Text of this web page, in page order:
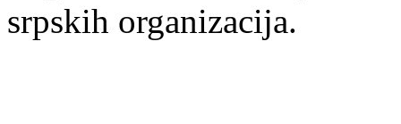
srpskih organizacija.